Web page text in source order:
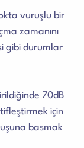
vuruşlu bir
zamanını
gibi durumlar
70dB
için
basmak